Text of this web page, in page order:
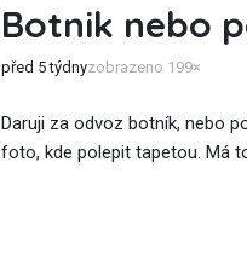
Botnik nebo
před 5 týdnyzobrazeno 199×
Daruji za odvoz botník, nebo
foto, kde polepit tapetou. Má